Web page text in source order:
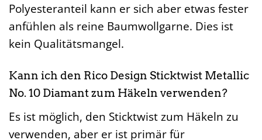
Polyesteranteil kann er sich aber etwas fester
anfühlen als reine Baumwollgarne. Dies ist
kein Qualitätsmangel.
Kann ich den Rico Design Sticktwist Metallic
No. 10 Diamant zum Häkeln verwenden?
Es ist möglich, den Sticktwist zum Häkeln zu
verwenden, aber er ist primär für